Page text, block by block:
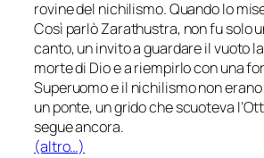
rovine del nichilismo. Quando lo
Così parlò Zarathustra, non fu solo
canto, un invito a guardare il vuoto
morte di Dio e a riempirlo con una
Superuomo e il nichilismo non
un ponte, un grido che scuoteva
segue ancora.
(altro…)